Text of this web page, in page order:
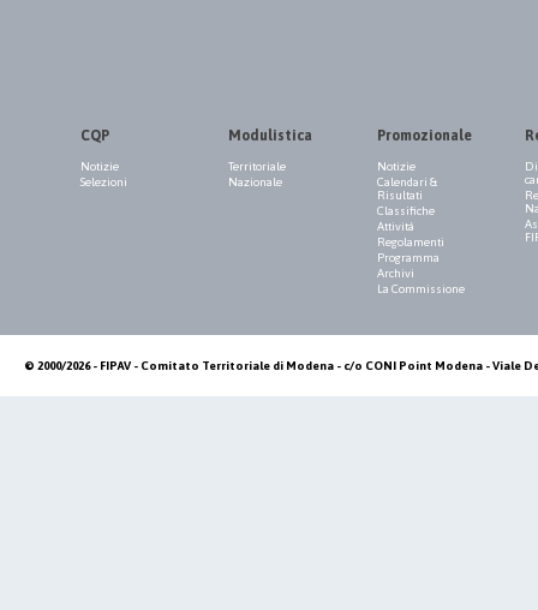
CQP
Notizie
Selezioni
Modulistica
Territoriale
Nazionale
Promozionale
Notizie
Calendari &
Risultati
Classifiche
Attività
Regolamenti
Programma
Archivi
La Commissione
© 2000/2026 - FIPAV - Comitato Territoriale di Modena - c/o CONI Point Modena - Viale